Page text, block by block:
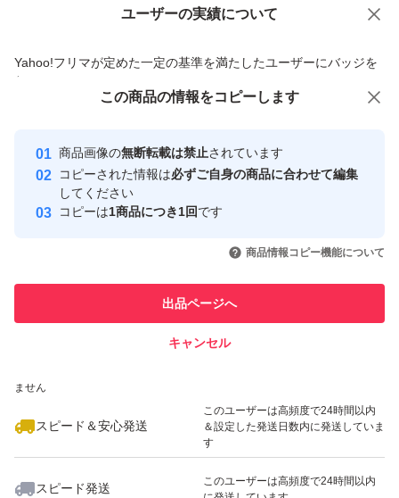
ユーザーの実績について
Yahoo!フリマが定めた一定の基準を満たしたユーザーにバッジを
付与しています
安心取引出品者
心・安全なユーザーです
取引実績
引を完了させた実績があります
での取引実績があります
ません
スピード＆安心発送
このユーザーは高頻度で24時間以内
＆設定した発送日数内に発送していま
す
スピード発送
このユーザーは高頻度で24時間以内
価格の相談 商品への質問
この商品の情報をコピーします
商品画像の無断転載は禁止されています
コピーされた情報は必ずご自身の商品に合わせて編集
してください
コピーは1商品につき1回です
商品情報コピー機能について
出品ページへ
キャンセル
この商品をみている人にオススメ